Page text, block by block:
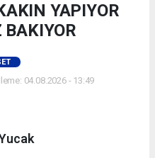
YAPIYOR
BAKIYOR
04.08.2026 - 13:49